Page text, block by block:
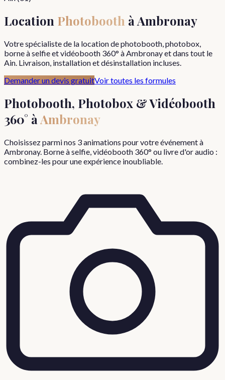
Location Photobooth à Ambronay
Votre spécialiste de la location de photobooth, photobox,
borne à selfie et vidéobooth 360° àAmbronayet dans tout le
Ain. Livraison, installation et désinstallation incluses.
Demander un devis gratuitVoir toutes les formules
Photobooth, Photobox & Vidéobooth
360° à Ambronay
Choisissez parmi nos 3 animations pour votre événement à
Ambronay. Borne à selfie, vidéobooth 360° ou livre d'or audio :
combinez-les pour une expérience inoubliable.